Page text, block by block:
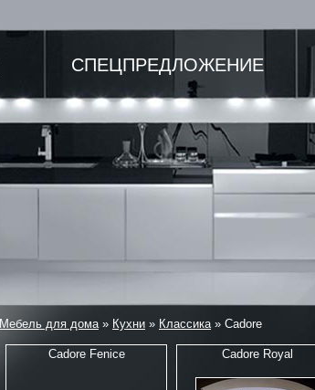
СПЕЦПРЕДЛОЖЕНИЕ
Мебель для дома» Кухни » Классика» Cadore
Cadore Fenice Cadore Royal